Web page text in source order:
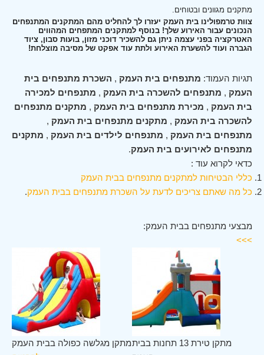
מתקנים מגוונים ובטוחים.
צוות טרמפולינו בית העמק יעזרו לך להחליט מהם המתקנים המתנפחים
הנכונים עבור האירוע שלך! בנוסף למתקנים המתפחים המהווים
האטרקציה בפני עצמה ניתן גם להשכיר דוכני מזון, בועות סבון, ציוד
הגברה ועוד להשערת האירוע ולתת עוד אפקט של מסיבה מוצלחת!
תגיות העמוד: מתנפחים בית העמק , השכרת מתנפחים בית
העמק , מתנפחים להשכרה בית העמק , מתנפחים למכירה
בית העמק , מכירת מתנפחים בית העמק , מתקנים מתנפחים
להשכרה בית העמק , מתקנים מתנפחים בית העמק ,
מתנפחים בית העמק , מתנפחים לילדים בית העמק , מתקנים
מתנפחים לאירועים בית העמק.
כדאי לקרוא עוד :
כללי הבטיחות למתקנים מתנפחים בבית העמק
כל מה שאתם צריכים לדעת על השכרת מתנפחים בבית העמק.
מבצעי מתנפחים בבית העמק:
>>>
מתקן מגלשה כפולה בבית העמקמתקן טירת 13 תחנות בבית